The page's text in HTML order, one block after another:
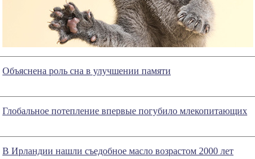
Объяснена роль сна в улучшении памяти
Глобальное потепление впервые погубило млекопитающих
В Ирландии нашли съедобное масло возрастом 2000 лет